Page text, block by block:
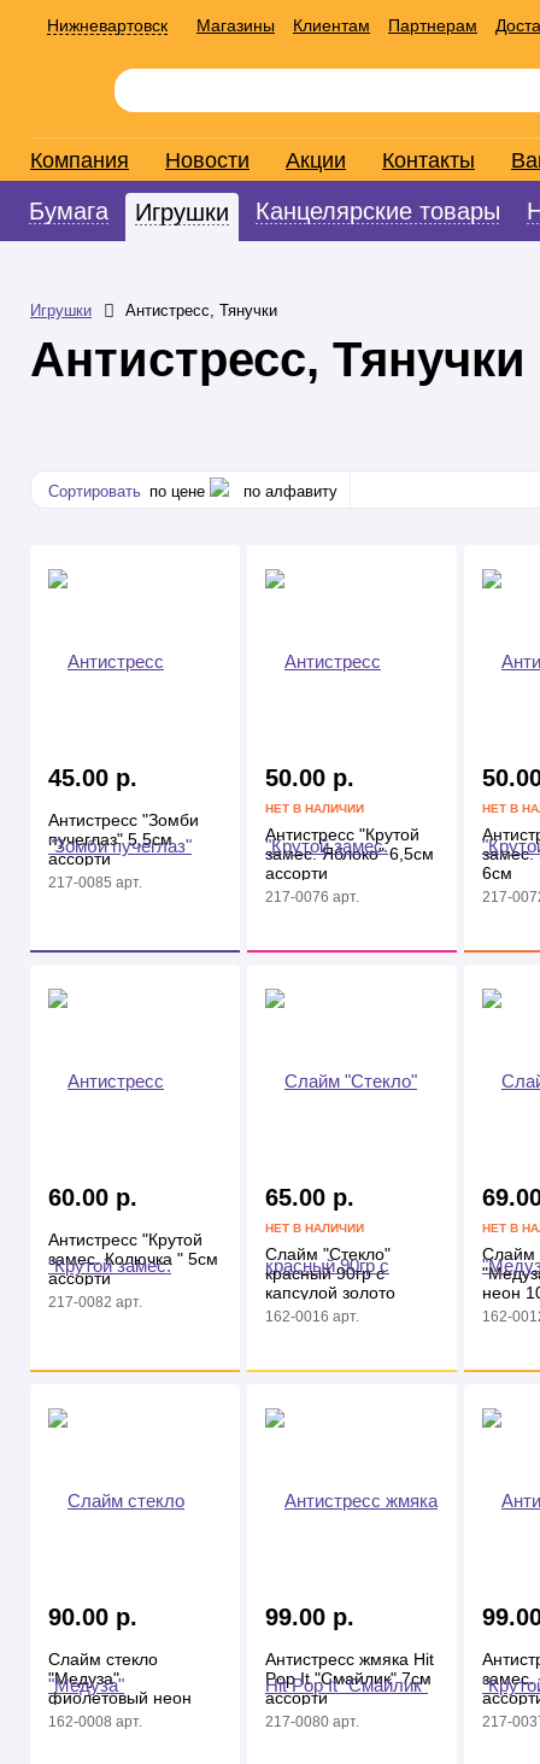
Нижневартовск Магазины Клиентам Партнерам
Компания Новости Акции Контакты
Бумага Игрушки Канцелярские товары
Игрушки Антистресс, Тянучки
Антистресс, Тянучки
Сортировать по цене по алфавиту
45.00 р.
Антистресс "Зомби
пучеглаз" 5,5см
ассорти
217-0085 арт.
50.00 р.
НЕТ В НАЛИЧИИ
Антистресс "Крутой
замес. Яблоко" 6,5см
ассорти
217-0076 арт.
НЕТ В
замес.
6см
217-
60.00 р.
Антистресс "Крутой
замес. Колючка " 5см
ассорти
217-0082 арт.
65.00 р.
НЕТ В НАЛИЧИИ
Слайм "Стекло"
красный 90гр с
капсулой золото
внутри
162-0016 арт.
НЕТ В
Слайм
неон
162-
90.00 р.
Слайм стекло
"Медуза"
фиолетовый неон
100гр
162-0008 арт.
99.00 р.
Антистресс жмяка Hit
Pop It "Смайлик" 7см
ассорти
217-0080 арт. 217-